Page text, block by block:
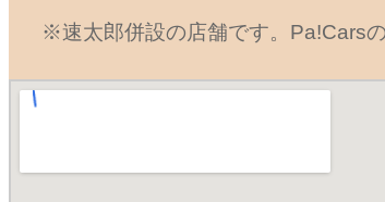
※速太郎併設の店舗です。Pa!Cars